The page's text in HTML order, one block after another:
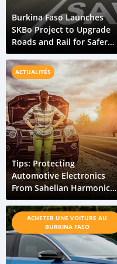
Burkina Faso Launches
SKBo Project to Upgrade
Roads and Rail for Safer
Travel
ACTUALITÉS
Tips: Protecting
Automotive Electronics
From Sahelian Harmonic
Heat
ACHETER UNE VOITURE AU
BURKINA FASO